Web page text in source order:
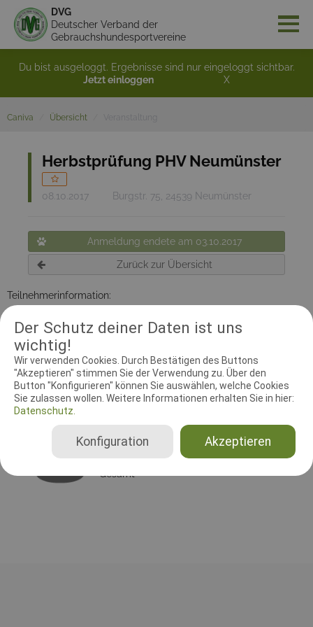
Der Schutz deiner Daten ist uns
wichtig!
Wir verwenden Cookies. Durch Bestätigen des Buttons
"Akzeptieren" stimmen Sie der Verwendung zu. Über den
Button "Konfigurieren" können Sie auswählen, welche Cookies
Sie zulassen wollen. Weitere Informationen erhalten Sie in hier:
Datenschutz.
Akzeptieren
Konfiguration
DVG
Deutscher Verband der
Gebrauchshundesportvereine
Du bist ausgeloggt. Ergebnisse sind nur eingeloggt sichtbar.
Jetzt einloggen
X
Caniva Übersicht
Herbstprüfung PHV Neumünster
08.10.2017 Burgstr. 75, 24539 Neumünster
Anmeldung endete am 03.10.2017
Zurück zur Übersicht
Teilnehmerinformation:
Es wird KEINE Fährtenprüfung geben.
RICHTER UND HELFER
Leistungsrichter Schutzdiensthelfer
Leistungsrichter
Gönnar Ritke
Deutschland
Gesamt